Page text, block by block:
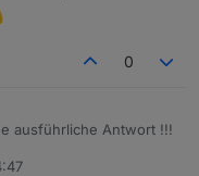
0
ausführliche Antwort !!!
für VELUX KLF-200